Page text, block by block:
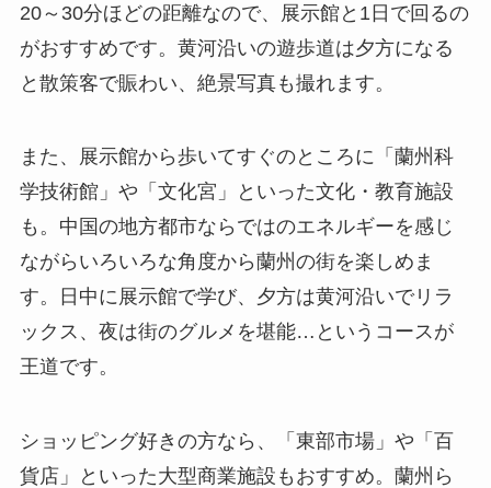
20～30分ほどの距離なので、展示館と1日で回るの
がおすすめです。黄河沿いの遊歩道は夕方になる
と散策客で賑わい、絶景写真も撮れます。
また、展示館から歩いてすぐのところに「蘭州科
学技術館」や「文化宮」といった文化・教育施設
も。中国の地方都市ならではのエネルギーを感じ
ながらいろいろな角度から蘭州の街を楽しめま
す。日中に展示館で学び、夕方は黄河沿いでリラ
ックス、夜は街のグルメを堪能…というコースが
王道です。
ショッピング好きの方なら、「東部市場」や「百
貨店」といった大型商業施設もおすすめ。蘭州ら